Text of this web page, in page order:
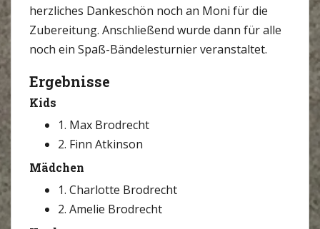
herzliches Dankeschön noch an Moni für die
Zubereitung. Anschließend wurde dann für alle
noch ein Spaß-Bändelesturnier veranstaltet.
Ergebnisse
Kids
1. Max Brodrecht
2. Finn Atkinson
Mädchen
1. Charlotte Brodrecht
2. Amelie Brodrecht